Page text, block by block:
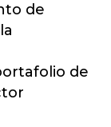
de
de